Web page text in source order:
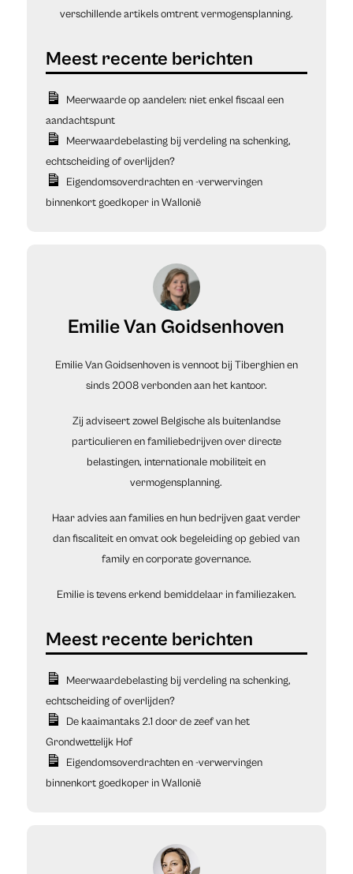
verschillende artikels omtrent vermogensplanning.
Meerwaarde op aandelen: niet enkel fiscaal een
aandachtspunt
Meerwaardebelasting bij verdeling na schenking,
echtscheiding of overlijden?
Eigendomsoverdrachten en -verwervingen
binnenkort goedkoper in Wallonië
Emilie Van Goidsenhoven
Emilie Van Goidsenhoven is vennoot bij Tiberghien en
sinds 2008 verbonden aan het kantoor.
Zij adviseert zowel Belgische als buitenlandse
particulieren en familiebedrijven over directe
belastingen, internationale mobiliteit en
vermogensplanning.
Haar advies aan families en hun bedrijven gaat verder
dan fiscaliteit en omvat ook begeleiding op gebied van
family en corporate governance.
Emilie is tevens erkend bemiddelaar in familiezaken.
Meerwaardebelasting bij verdeling na schenking,
echtscheiding of overlijden?
De kaaimantaks 2.1 door de zeef van het
Grondwettelijk Hof
Eigendomsoverdrachten en -verwervingen
binnenkort goedkoper in Wallonië